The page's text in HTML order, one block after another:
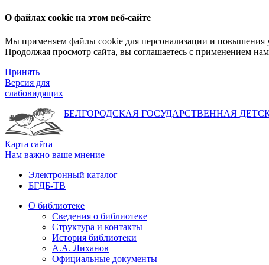
О файлах cookie на этом веб-сайте
Мы применяем файлы cookie для персонализации и повышения
Продолжая просмотр сайта, вы соглашаетесь с применением
Принять
Версия для
слабовидящих
БЕЛГОРОДСКАЯ ГОСУДАРСТВЕННАЯ
Карта сайта
Нам важно ваше мнение
Электронный каталог
БГДБ-ТВ
О библиотеке
Сведения о библиотеке
Структура и контакты
История библиотеки
А.А. Лиханов
Официальные документы